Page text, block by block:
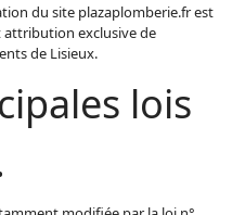
du site plazaplomberie.fr est
attribution exclusive de
de Lisieux.
lois